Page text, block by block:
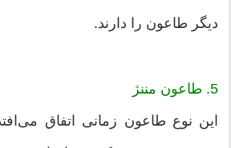
دیگر طاعون را دارند.
5. طاعون مننژ
این نوع طاعون زمانی اتفاق